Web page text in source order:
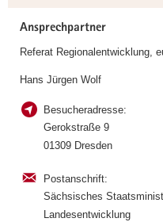
Ansprechpartner
Referat Regionalentwicklung,
Hans Jürgen Wolf
Besucheradresse:
Gerokstraße 9
01309 Dresden
Postanschrift:
Sächsisches
Landesentwicklung